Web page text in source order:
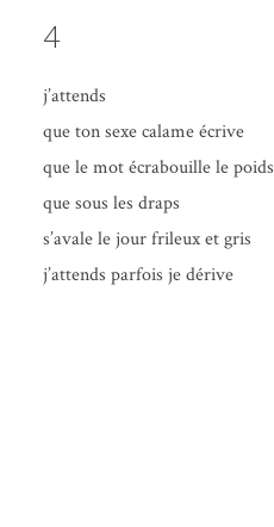
4
j’at­tends
que ton sexe calame écrive
que le mot écra­bouille le poids
que sous les draps
s’a­vale le jour fri­leux et gris
j’at­tends par­fois je dérive